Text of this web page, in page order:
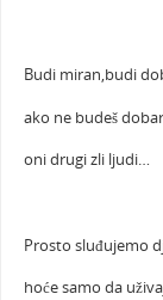
Budi miran,budi
ako ne budeš
oni drugi zli ljudi…
Prosto sluđujemo
hoće samo da